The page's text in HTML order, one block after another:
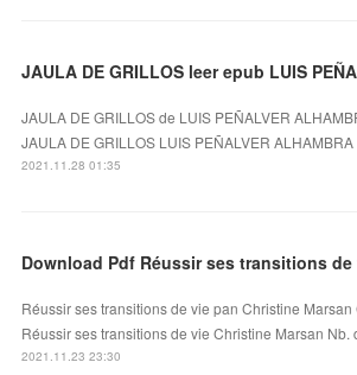
JAULA DE GRILLOS leer epub LUIS
JAULA DE GRILLOS de LUIS PEÑALVER
JAULA DE GRILLOS LUIS PEÑALVER
2021.11.28 01:35
Download Pdf Réussir ses transitions de
Réussir ses transitions de vie pan Christine
Réussir ses transitions de vie Christine Marsan Nb.
2021.11.23 23:30